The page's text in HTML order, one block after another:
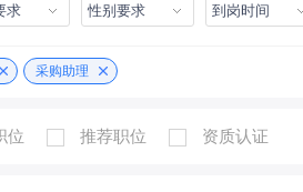
求 性别要求 到岗时间
采购助理
位 推荐职位 资质认证